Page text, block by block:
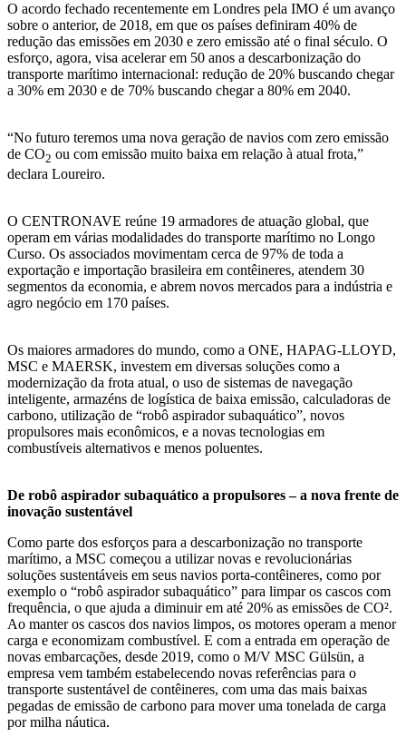
O acordo fechado recentemente em Londres pela IMO é um avanço
sobre o anterior, de 2018, em que os países definiram 40% de
redução das emissões em 2030 e zero emissão até o final século. O
esforço, agora, visa acelerar em 50 anos a descarbonização do
transporte marítimo internacional: redução de 20% buscando chegar
a 30% em 2030 e de 70% buscando chegar a 80% em 2040.
“No futuro teremos uma nova geração de navios com zero emissão
de CO2 ou com emissão muito baixa em relação à atual frota,”
declara Loureiro.
O CENTRONAVE reúne 19 armadores de atuação global, que
operam em várias modalidades do transporte marítimo no Longo
Curso. Os associados movimentam cerca de 97% de toda a
exportação e importação brasileira em contêineres, atendem 30
segmentos da economia, e abrem novos mercados para a indústria e
agro negócio em 170 países.
Os maiores armadores do mundo, como a ONE, HAPAG-LLOYD,
MSC e MAERSK, investem em diversas soluções como a
modernização da frota atual, o uso de sistemas de navegação
inteligente, armazéns de logística de baixa emissão, calculadoras de
carbono, utilização de “robô aspirador subaquático”, novos
propulsores mais econômicos, e a novas tecnologias em
combustíveis alternativos e menos poluentes.
De robô aspirador subaquático a propulsores – a nova frente de
inovação sustentável
Como parte dos esforços para a descarbonização no transporte
marítimo, a MSC começou a utilizar novas e revolucionárias
soluções sustentáveis em seus navios porta-contêineres, como por
exemplo o “robô aspirador subaquático” para limpar os cascos com
frequência, o que ajuda a diminuir em até 20% as emissões de CO².
Ao manter os cascos dos navios limpos, os motores operam a menor
carga e economizam combustível. E com a entrada em operação de
novas embarcações, desde 2019, como o M/V MSC Gülsün, a
empresa vem também estabelecendo novas referências para o
transporte sustentável de contêineres, com uma das mais baixas
pegadas de emissão de carbono para mover uma tonelada de carga
por milha náutica.